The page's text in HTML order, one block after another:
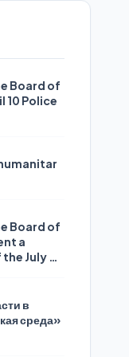
Board of
10 Police
Board of
a
July 24
в
среда»